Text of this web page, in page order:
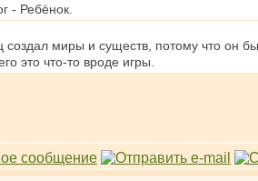
- Ребёнок.
создал миры и существ, потому что он
это что-то вроде игры.